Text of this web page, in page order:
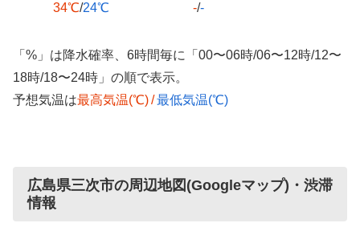
34℃/24℃
-/-
「%」は降水確率、6時間毎に「00〜06時/06〜12時/12〜
18時/18〜24時」の順で表示。
予想気温は最高気温(℃)/最低気温(℃)
広島県三次市の周辺地図(Googleマップ)・渋滞
情報